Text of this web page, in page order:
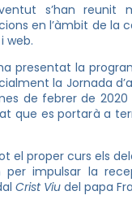
s’han reunit
en l’àmbit de la
web.
presentat la
la Jornada
de febrer de
que es portarà a
el proper curs els
impulsar la
Crist Viu del papa